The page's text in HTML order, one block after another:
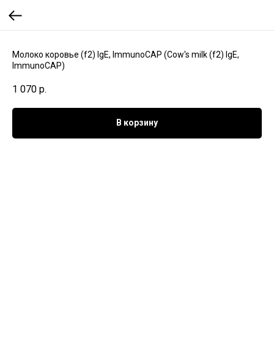
Молоко коровье (f2) IgE, ImmunoCAP (Cow's milk (f2) IgE,
ImmunoCAP)
1 070 р.
В корзину